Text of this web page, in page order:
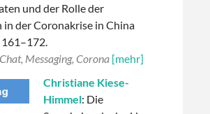
und der Rolle der
der Coronakrise in China
161–172.
Chat, Messaging, Corona [mehr]
Christiane Kiese-
Himmel: Die